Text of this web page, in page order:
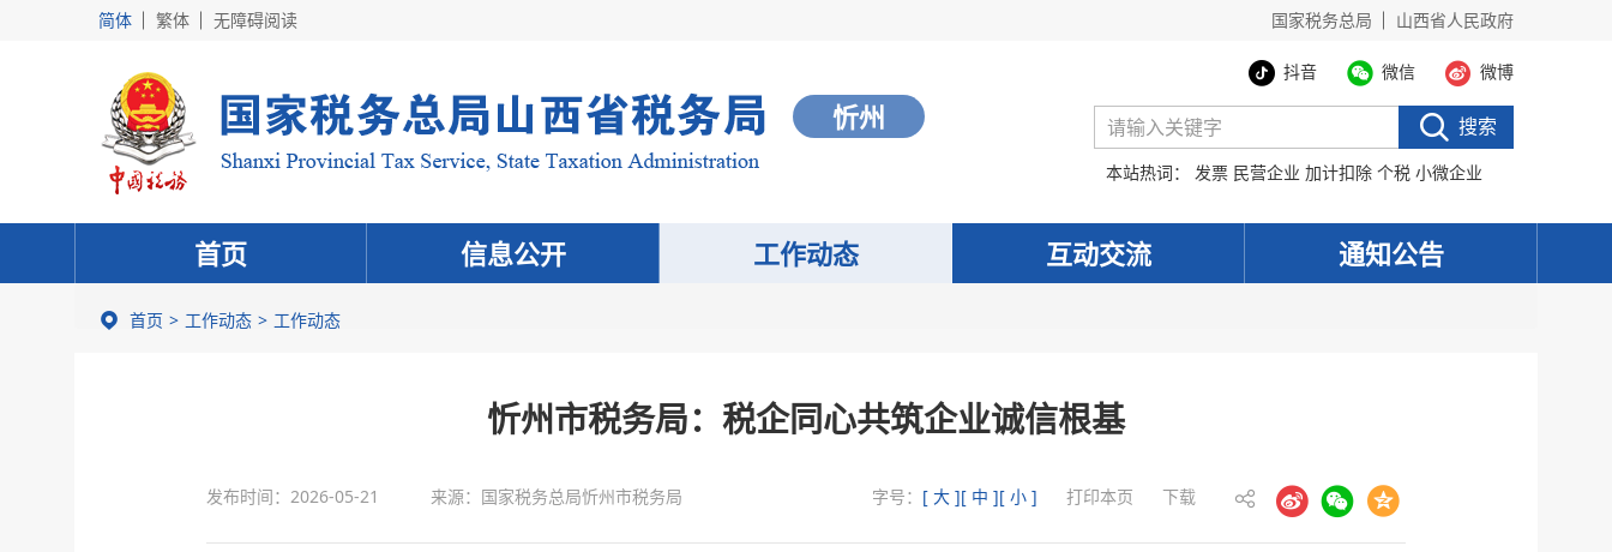
简体 繁体 无障碍阅读 国家税务总局 山西省人民政府
忻州
抖音 微信 微博
搜索
本站热词： 发票 民营企业 加计扣除 个税 小微企业
首页 信息公开 工作动态 互动交流 通知公告
首页 工作动态 工作动态
忻州市税务局：税企同心共筑企业诚信根基
发布时间：2026-05-21 来源：国家税务总局忻州市税务局 字号： [ 大 ][ 中 ][ 小 ] 打印本页 下载